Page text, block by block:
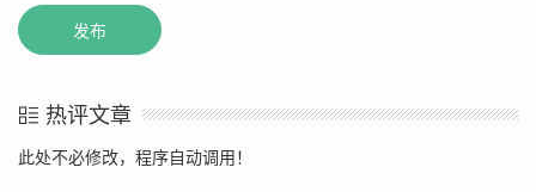
热评文章
此处不必修改，程序自动调用！